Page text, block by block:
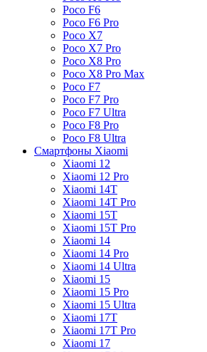
Poco F6
Poco F6 Pro
Poco X7
Poco X7 Pro
Poco X8 Pro
Poco X8 Pro Max
Poco F7
Poco F7 Pro
Poco F7 Ultra
Poco F8 Pro
Poco F8 Ultra
Смартфоны Xiaomi
Xiaomi 12
Xiaomi 12 Pro
Xiaomi 14T
Xiaomi 14T Pro
Xiaomi 15T
Xiaomi 15T Pro
Xiaomi 14
Xiaomi 14 Pro
Xiaomi 14 Ultra
Xiaomi 15
Xiaomi 15 Pro
Xiaomi 15 Ultra
Xiaomi 17T
Xiaomi 17T Pro
Xiaomi 17